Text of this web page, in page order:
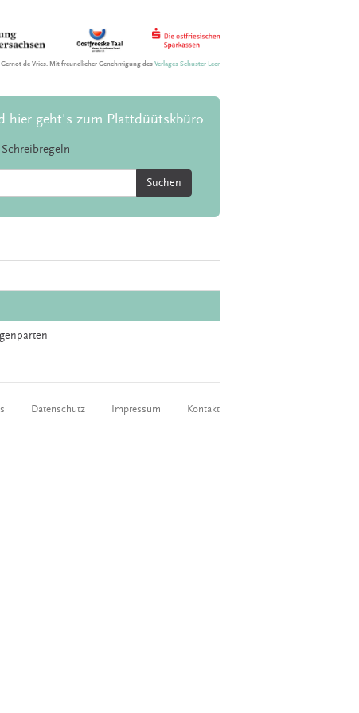
de Vries. Mit freundlicher Genehmigung desVerlages Schuster Leer
hier geht's zum Plattdüütskbüro
Schreibregeln
Suchen
Datenschutz Impressum Kontakt